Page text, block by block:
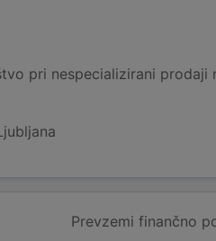
pri nespecializirani prodaji
Prevzemi finančno